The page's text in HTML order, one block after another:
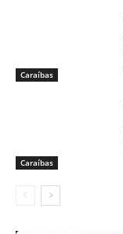
Caraíbas
Caraíbas